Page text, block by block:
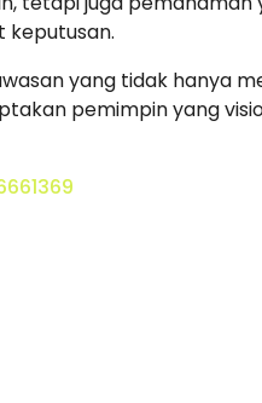
keputusan.
yang tidak hanya
pemimpin yang